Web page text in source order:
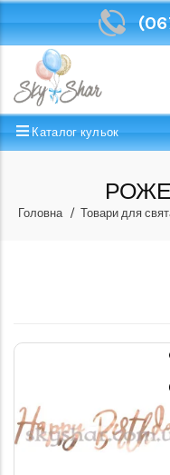
Каталог кульок
Головна Товари для